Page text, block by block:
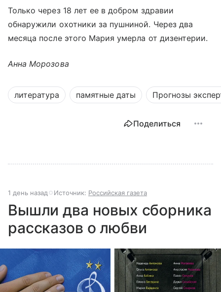
Только через 18 лет ее в добром здравии
обнаружили охотники за пушниной. Через два
месяца после этого Мария умерла от дизентерии.
Анна Морозова
литература памятные даты Прогнозы
Поделиться
1 день назад Источник: Российская газета
Вышли два новых сборника
рассказов о любви